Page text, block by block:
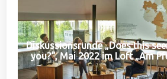
Diskussionsrunde „Does this
you?“, Mai 2022 im Loft „Am